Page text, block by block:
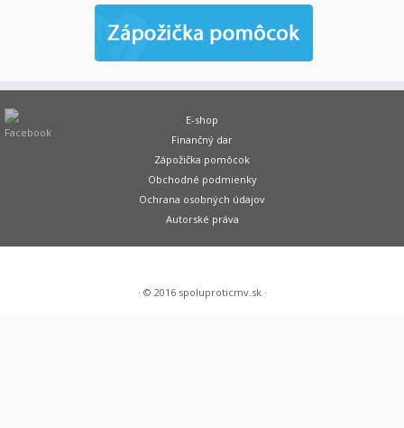
E-shop
Finančný dar
Zápožička pomôcok
Obchodné podmienky
Ochrana osobných údajov
Autorské práva
· © 2016 spoluproticmv.sk·